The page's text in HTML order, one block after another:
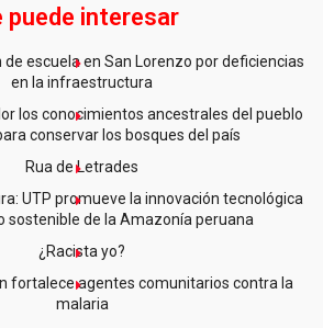
puede interesar
de escuela en San Lorenzo por deficiencias
en la infraestructura
los conocimientos ancestrales del pueblo
conservar los bosques del país
Rua de Letrades
UTP promueve la innovación tecnológica
sostenible de la Amazonía peruana
¿Racista yo?
fortalece agentes comunitarios contra la
malaria